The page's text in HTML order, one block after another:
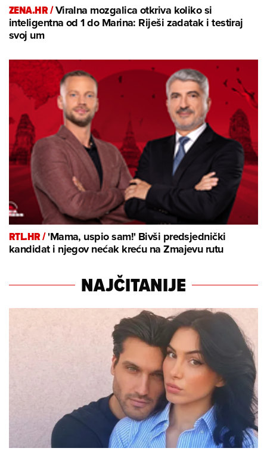
ZENA.HR /Viralna mozgalica otkriva koliko si
inteligentna od 1 do Marina: Riješi zadatak i testiraj
svoj um
RTL.HR /'Mama, uspio sam!' Bivši predsjednički
kandidat i njegov nećak kreću na Zmajevu rutu
NAJČITANIJE